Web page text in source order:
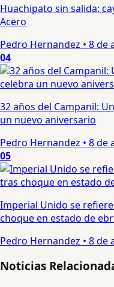
Huachipato sin salida:
Acero
Pedro Hernandez • 8 de
04
32 años del Campanil:
un nuevo aniversario
Pedro Hernandez • 8 de
05
Imperial Unido se
choque en estado de
Pedro Hernandez • 8 de
Noticias